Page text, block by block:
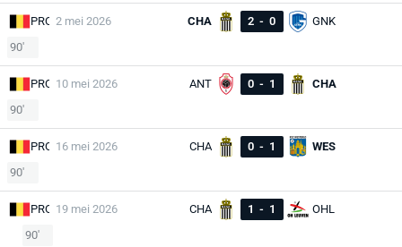
PRO 2 mei 2026 CHA 2 - 0
GNK
90'
PRO 10 mei 2026 ANT 0 - 1
CHA
90'
PRO 16 mei 2026 CHA 0 - 1
WES
90'
PRO 19 mei 2026 CHA 1 - 1
OHL
90'